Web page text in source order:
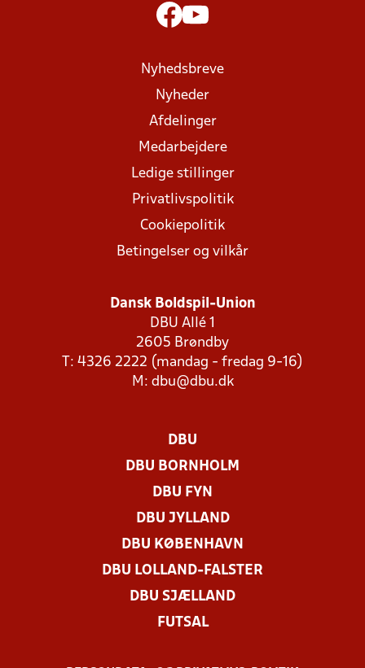
Nyhedsbreve
Nyheder
Afdelinger
Medarbejdere
Ledige stillinger
Privatlivspolitik
Cookiepolitik
Betingelser og vilkår
Dansk Boldspil-Union
DBU Allé 1
2605 Brøndby
T: 4326 2222 (mandag - fredag 9-16)
M: dbu@dbu.dk
DBU
DBU BORNHOLM
DBU FYN
DBU JYLLAND
DBU KØBENHAVN
DBU LOLLAND-FALSTER
DBU SJÆLLAND
FUTSAL